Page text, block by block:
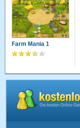
Farm Mania 1